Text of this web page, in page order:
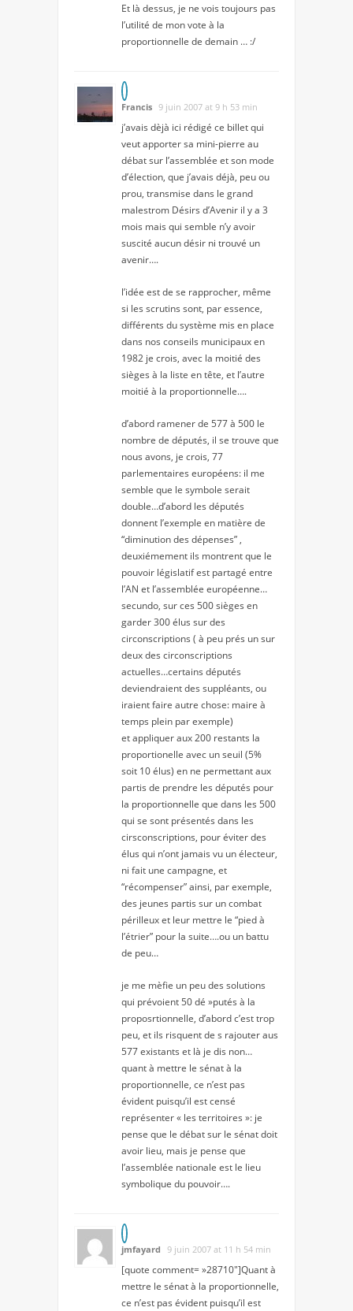
Et là dessus, je ne vois toujours pas
l’utilité de mon vote à la
proportionnelle de demain … :/
Francis 9 juin 2007 at 9 h 53 min
j’avais dèjà ici rédigé ce billet qui
veut apporter sa mini-pierre au
débat sur l’assemblée et son mode
d’élection, que j’avais déjà, peu ou
prou, transmise dans le grand
malestrom Désirs d’Avenir il y a 3
mois mais qui semble n’y avoir
suscité aucun désir ni trouvé un
avenir….
l’idée est de se rapprocher, même
si les scrutins sont, par essence,
différents du système mis en place
dans nos conseils municipaux en
1982 je crois, avec la moitié des
sièges à la liste en tête, et l’autre
moitié à la proportionnelle….
d’abord ramener de 577 à 500 le
nombre de députés, il se trouve que
nous avons, je crois, 77
parlementaires européens: il me
semble que le symbole serait
double…d’abord les députés
donnent l’exemple en matière de
“diminution des dépenses” ,
deuxiémement ils montrent que le
pouvoir législatif est partagé entre
l’AN et l’assemblée européenne…
secundo, sur ces 500 sièges en
garder 300 élus sur des
circonscriptions ( à peu prés un sur
deux des circonscriptions
actuelles…certains députés
deviendraient des suppléants, ou
iraient faire autre chose: maire à
temps plein par exemple)
et appliquer aux 200 restants la
proportionelle avec un seuil (5%
soit 10 élus) en ne permettant aux
partis de prendre les députés pour
la proportionnelle que dans les 500
qui se sont présentés dans les
cirsconscriptions, pour éviter des
élus qui n’ont jamais vu un électeur,
ni fait une campagne, et
“récompenser” ainsi, par exemple,
des jeunes partis sur un combat
périlleux et leur mettre le “pied à
l’étrier” pour la suite….ou un battu
de peu…
je me mèfie un peu des solutions
qui prévoient 50 dé »putés à la
proposrtionnelle, d’abord c’est trop
peu, et ils risquent de s rajouter aus
577 existants et là je dis non…
quant à mettre le sénat à la
proportionnelle, ce n’est pas
évident puisqu’il est censé
représenter « les territoires »: je
pense que le débat sur le sénat doit
avoir lieu, mais je pense que
l’assemblée nationale est le lieu
symbolique du pouvoir….
jmfayard 9 juin 2007 at 11 h 54 min
[quote comment= »28710″]Quant à
mettre le sénat à la proportionnelle,
ce n’est pas évident puisqu’il est